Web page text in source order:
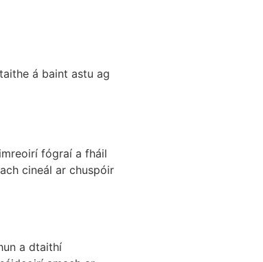
á baint astu ag
fógraí a fháil
cineál ar chuspóir
a dtaithí